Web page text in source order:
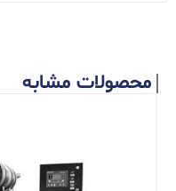
محصولات مشابه